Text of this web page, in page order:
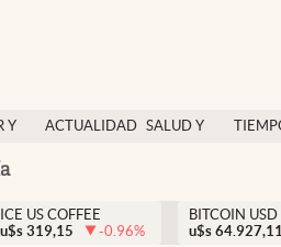
Y
ACTUALIDAD SALUD Y
México
ICE US COFFEE
u$s 319,15 -0.96%
BITCOIN USD
u$s